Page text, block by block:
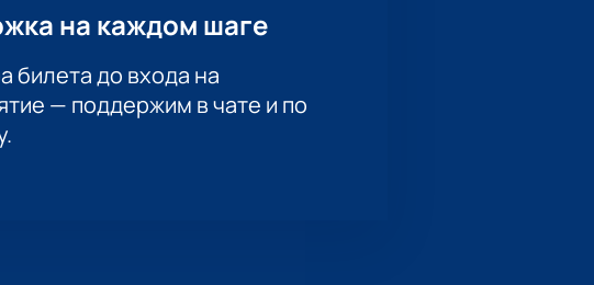
на каждом шаге
билета до входа на
— поддержим в чате и по